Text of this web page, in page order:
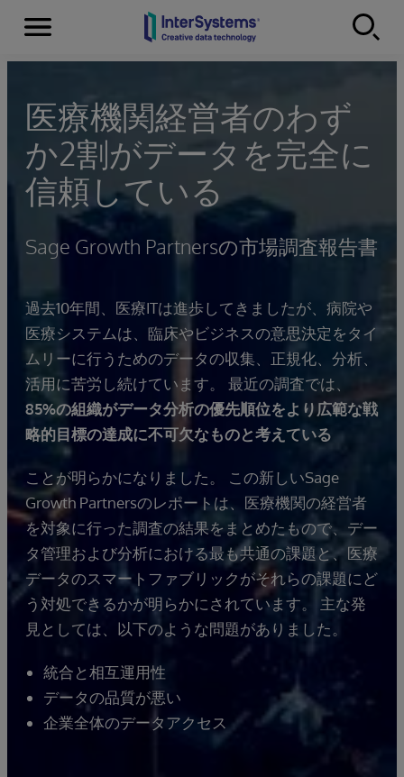
Skip to content
Menu
医療機関経営者のわず
か2割がデータを完全に
信頼している
Sage Growth Partnersの市場調査報告書
過去10年間、医療ITは進歩してきましたが、病院や
医療システムは、臨床やビジネスの意思決定をタイ
ムリーに行うためのデータの収集、正規化、分析、
活用に苦労し続けています。 最近の調査では、
85%の組織がデータ分析の優先順位をより広範な戦
略的目標の達成に不可欠なものと考えている
ことが明らかになりました。 この新しいSage
Growth Partnersのレポートは、医療機関の経営者
を対象に行った調査の結果をまとめたもので、デー
タ管理および分析における最も共通の課題と、医療
データのスマートファブリックがそれらの課題にど
う対処できるかが明らかにされています。 主な発
見としては、以下のような問題がありました。
統合と相互運用性
データの品質が悪い
企業全体のデータアクセス